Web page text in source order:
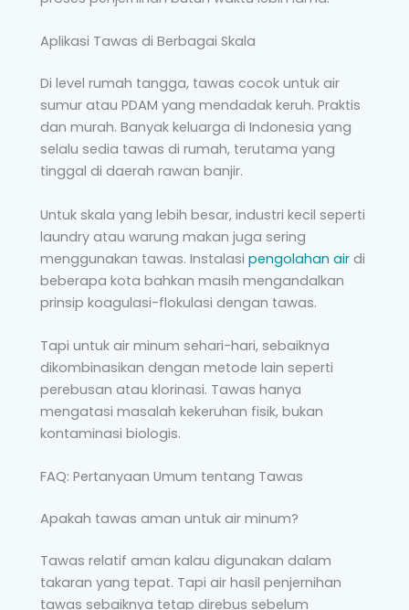
Aplikasi Tawas di Berbagai Skala
Di level rumah tangga, tawas cocok untuk air
sumur atau PDAM yang mendadak keruh. Praktis
dan murah. Banyak keluarga di Indonesia yang
selalu sedia tawas di rumah, terutama yang
tinggal di daerah rawan banjir.
Untuk skala yang lebih besar, industri kecil seperti
laundry atau warung makan juga sering
menggunakan tawas. Instalasi pengolahan air di
beberapa kota bahkan masih mengandalkan
prinsip koagulasi-flokulasi dengan tawas.
Tapi untuk air minum sehari-hari, sebaiknya
dikombinasikan dengan metode lain seperti
perebusan atau klorinasi. Tawas hanya
mengatasi masalah kekeruhan fisik, bukan
kontaminasi biologis.
FAQ: Pertanyaan Umum tentang Tawas
Apakah tawas aman untuk air minum?
Tawas relatif aman kalau digunakan dalam
takaran yang tepat. Tapi air hasil penjernihan
tawas sebaiknya tetap direbus sebelum